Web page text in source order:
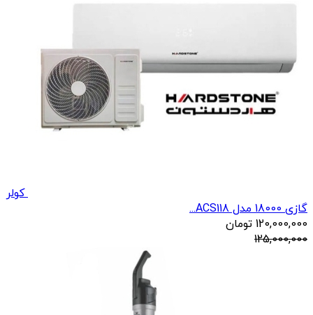
کولر
گازی 18000 مدل ACS118...
120,000,000 تومان
125,000,000